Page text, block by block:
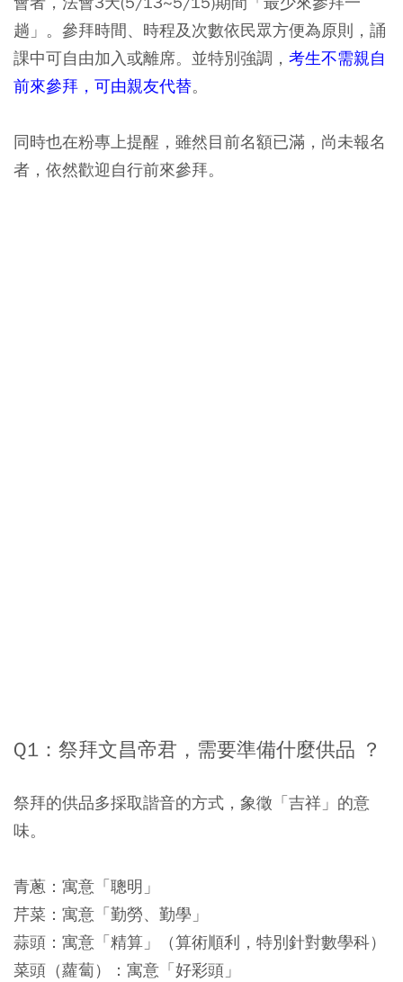
趟」。 參拜時間、時程及次數依民眾方便為原則，誦
課中可自由加入或離席。並特別強調， 考生不需親自
前來參拜，可由親友代替。
同時也在粉專上提醒，雖然目前名額已滿，尚未報名
者，依然歡迎自行前來參拜。
Q1：祭拜文昌帝君，需要準備什麼供品 ？
祭拜的供品多採取諧音的方式，象徵「吉祥」的意
味。
青蔥：寓意「聰明」
芹菜：寓意「勤勞、勤學」
蒜頭：寓意「精算」（算術順利，特別針對數學科）
菜頭（蘿蔔）：寓意「好彩頭」